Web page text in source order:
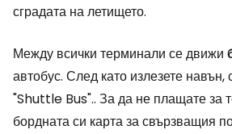
сградата на летището.
Между всички терминали се движи
автобус. След като излезете навън,
"Shuttle Bus".. За да не плащате за
бордната си карта за свързващия